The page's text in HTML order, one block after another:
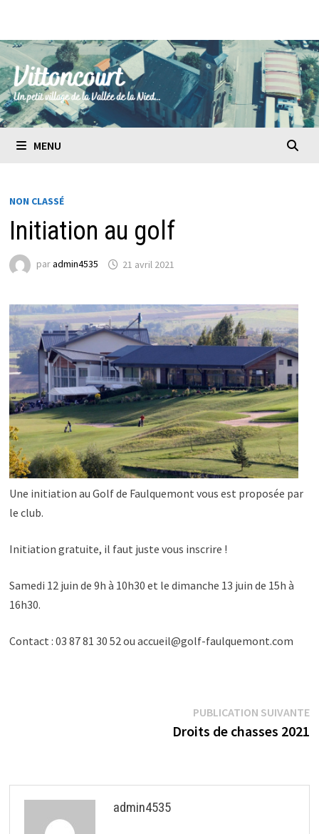
contenu
MENU
NON CLASSÉ
Initiation au golf
paradmin4535 21 avril 2021
Une initiation au Golf de Faulquemont vous est proposée par
le club.
Initiation gratuite, il faut juste vous inscrire !
Samedi 12 juin de 9h à 10h30 et le dimanche 13 juin de 15h à
16h30.
Contact : 03 87 81 30 52 ou accueil@golf-faulquemont.com
PUBLICATION SUIVANTE
Droits de chasses 2021
admin4535